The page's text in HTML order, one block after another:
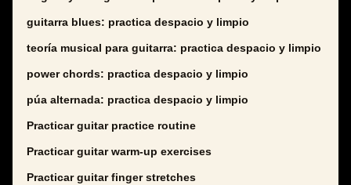
guitarra blues: practica despacio y limpio
teoría musical para guitarra: practica despacio y limpio
power chords: practica despacio y limpio
púa alternada: practica despacio y limpio
Practicar guitar practice routine
Practicar guitar warm-up exercises
Practicar guitar finger stretches